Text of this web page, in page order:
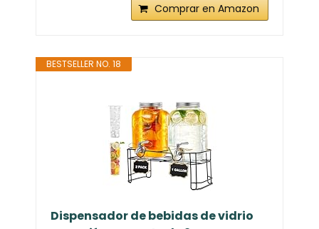
Comprar en Amazon
BESTSELLER NO. 18
Dispensador de bebidas de vidrio